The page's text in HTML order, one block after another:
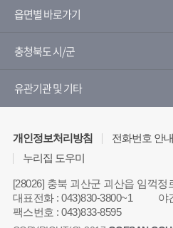
읍면별 바로가기
충청북도 시/군
유관기관 및 기타
개인정보처리방침 전화번호 안내
누리집 도우미
[28026] 충북 괴산군 괴산읍 임꺽정
대표전화:043)830-3800~1 야
팩스번호 :043)833-8595